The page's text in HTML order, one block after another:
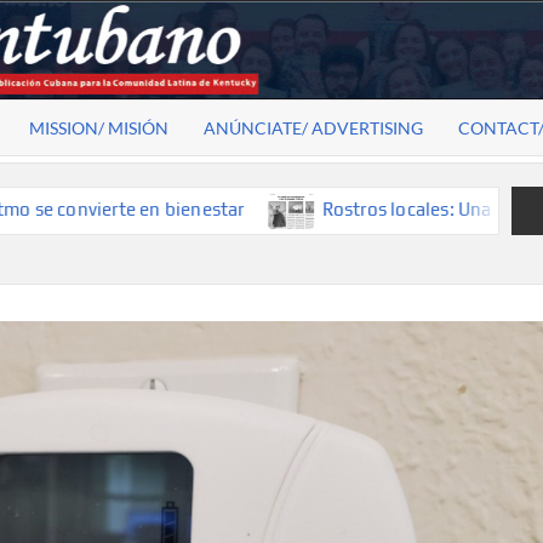
MISSION/ MISIÓN ANÚNCIATE/ ADVERTISING
en bienestar Rostros locales: Una mirada que